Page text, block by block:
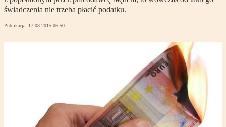
świadczenia nie trzeba płacić podatku.
Publikacja: 17.08.2015 06:50